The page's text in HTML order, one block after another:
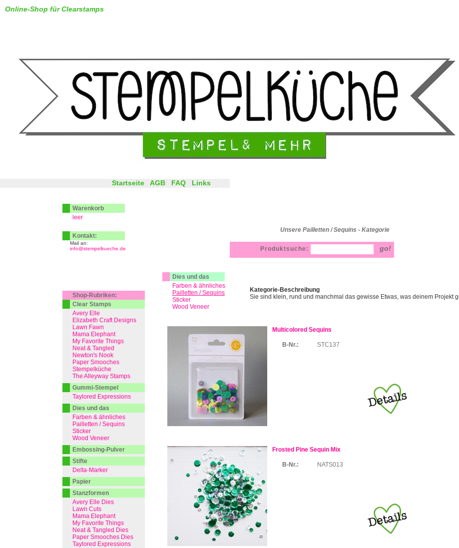
Unsere Pailletten / Sequins - Kategorie
Online-Shop für Clearstamps
Dies und das
Farben & ähnliches
Pailletten / Sequins
Sticker
Wood Veneer
Kategorie-Beschreibung
Sie sind klein, rund und manchmal das gewisse Etwas, was deinem Projekt
Multicolored Sequins
B-Nr.: STC137
Frosted Pine Sequin Mix
B-Nr.: NATS013
Startseite AGB FAQ Links
Produktsuche:
Warenkorb
leer
Kontakt:
Mail an:
info@stempelkueche.de
Shop-Rubriken:
Clear Stamps
Avery Elle
Elizabeth Craft Designs
Lawn Fawn
Mama Elephant
My Favorite Things
Neat & Tangled
Newton's Nook
Paper Smooches
Stempelküche
The Alleyway Stamps
Gummi-Stempel
Taylored Expressions
Dies und das
Farben & ähnliches
Pailletten / Sequins
Sticker
Wood Veneer
Embossing-Pulver
Stifte
Delta-Marker
Papier
Stanzformen
Avery Elle Dies
Lawn Cuts
Mama Elephant
My Favorite Things
Neat & Tangled Dies
Paper Smooches Dies
Taylored Expressions